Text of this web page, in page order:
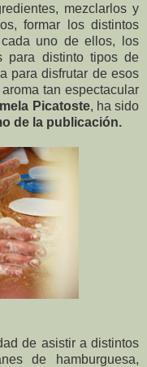
mezclarlos y
formar los distintos
uno de ellos, los
para distinto tipos de
para disfrutar de esos
tan espectacular
Picatoste, ha sido
de la publicación.
de asistir a distintos
de hamburguesa,